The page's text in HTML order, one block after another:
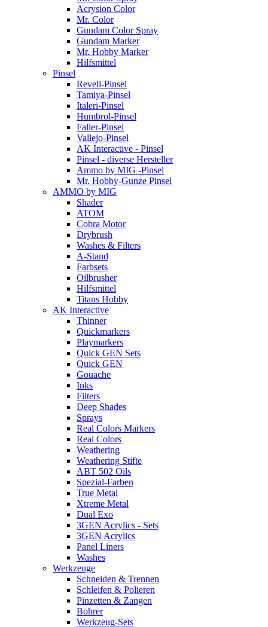
Acrysion Color
Mr. Color
Gundam Color Spray
Gundam Marker
Mr. Hobby Marker
Hilfsmittel
Pinsel
Revell-Pinsel
Tamiya-Pinsel
Italeri-Pinsel
Humbrol-Pinsel
Faller-Pinsel
Vallejo-Pinsel
AK Interactive - Pinsel
Pinsel - diverse Hersteller
Ammo by MIG -Pinsel
Mr. Hobby-Gunze Pinsel
AMMO by MIG
Shader
ATOM
Cobra Motor
Drybrush
Washes & Filters
A-Stand
Farbsets
Oilbrusher
Hilfsmittel
Titans Hobby
AK Interactive
Thinner
Quickmarkers
Playmarkers
Quick GEN Sets
Quick GEN
Gouache
Inks
Filters
Deep Shades
Sprays
Real Colors Markers
Real Colors
Weathering
Weathering Stifte
ABT 502 Oils
Spezial-Farben
True Metal
Xtreme Metal
Dual Exo
3GEN Acrylics - Sets
3GEN Acrylics
Panel Liners
Washes
Werkzeuge
Schneiden & Trennen
Schleifen & Polieren
Pinzetten & Zangen
Bohrer
Werkzeug-Sets